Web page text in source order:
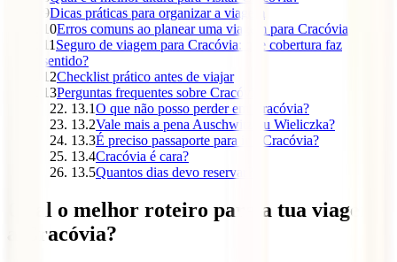
9Dicas práticas para organizar a viagem
10Erros comuns ao planear uma viagem para Cracóvia
11 Seguro de viagem para Cracóvia: que cobertura faz
sentido?
12Checklist prático antes de viajar
13Perguntas frequentes sobre Cracóvia
13.1O que não posso perder em Cracóvia?
13.2Vale mais a pena Auschwitz ou Wieliczka?
13.3É preciso passaporte para ir a Cracóvia?
13.4Cracóvia é cara?
13.5Quantos dias devo reservar?
Qual o melhor roteiro para a tua viagem
a Cracóvia?